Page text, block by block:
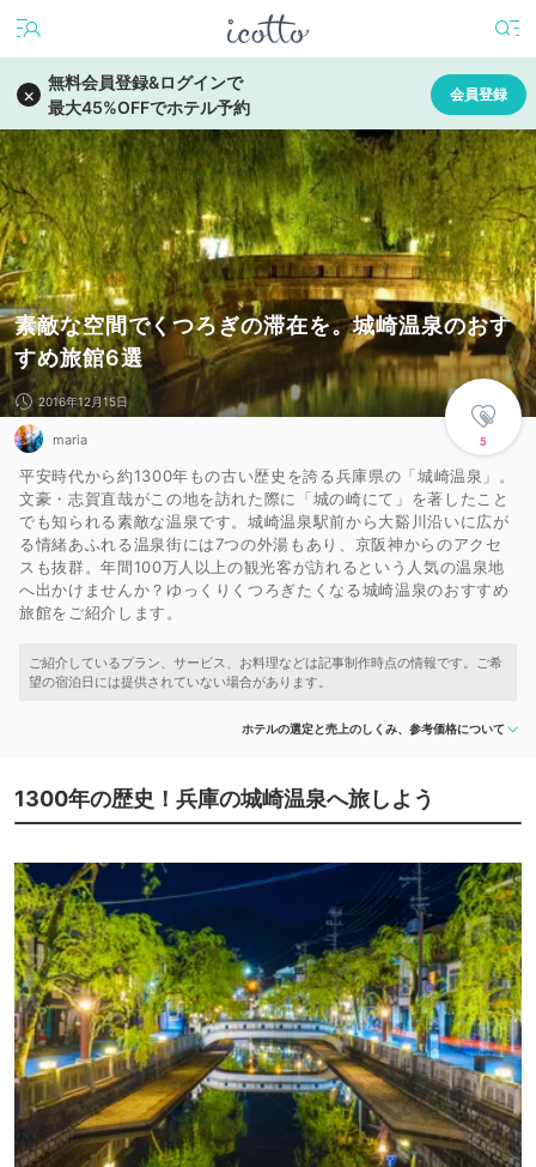
素敵な空間でくつろぎの滞在を。城崎温泉のおす
すめ旅館6選
5
2016年12月15日
maria
平安時代から約1300年もの古い歴史を誇る兵庫県の「城崎温泉」。
文豪・志賀直哉がこの地を訪れた際に「城の崎にて」を著したこと
でも知られる素敵な温泉です。城崎温泉駅前から大谿川沿いに広が
る情緒あふれる温泉街には7つの外湯もあり、京阪神からのアクセ
スも抜群。年間100万人以上の観光客が訪れるという人気の温泉地
へ出かけませんか？ゆっくりくつろぎたくなる城崎温泉のおすすめ
旅館をご紹介します。
ホテルの選定と売上のしくみ、参考価格について
1300年の歴史！兵庫の城崎温泉へ旅しよう